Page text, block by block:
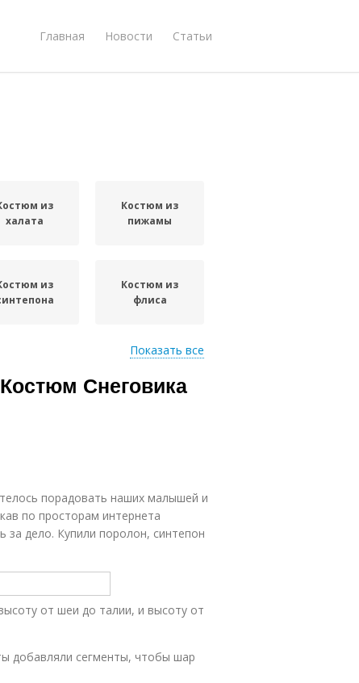
Главная Новости Статьи
из
халата
Костюм из
пижамы
из
Костюм из
флиса
Показать все
Снеговика
порадовать наших малышей и
по просторам интернета
дело. Купили поролон, синтепон
от шеи до талии, и высоту от
добавляли сегменты, чтобы шар